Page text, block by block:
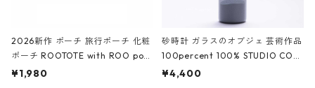
2026新作 ポーチ 旅行ポーチ 化粧
ポーチ ROOTOTE with ROO pou
ch 3532 ルートート WR.ポーチ.ラ
¥1,980
砂時計 ガラスのオブジェ 芸術作品
100percent 100% STUDIO COH
AKU Timeless 100パーセント ス
¥4,400